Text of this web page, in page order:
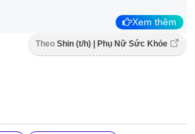
Xem thêm
Theo Shin (t/h) | Phụ Nữ Sức Khỏe